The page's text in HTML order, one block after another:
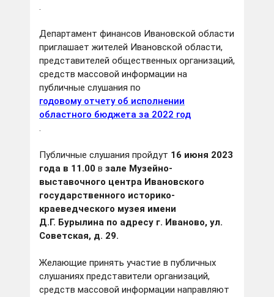
.
Департамент финансов Ивановской области
приглашает жителей Ивановской области,
представителей общественных организаций,
средств массовой информации на
публичные слушания по
годовому отчету об исполнении
областного бюджета за 2022 год
.
Публичные слушания пройдут 16 июня 2023
года в 11.00 в зале Музейно-
выставочного центра Ивановского
государственного историко-
краеведческого музея имени
Д.Г. Бурылина по адресу г. Иваново, ул.
Советская, д. 29.
Желающие принять участие в публичных
слушаниях представители организаций,
средств массовой информации направляют